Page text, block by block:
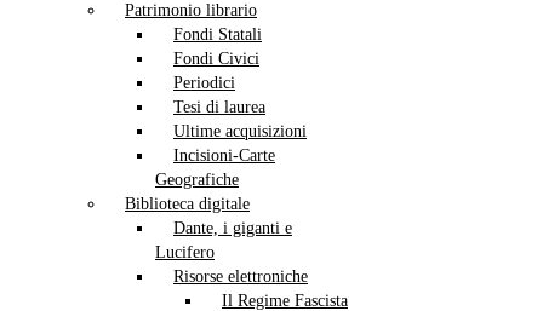
Patrimonio librario
Fondi Statali
Fondi Civici
Periodici
Tesi di laurea
Ultime acquisizioni
Incisioni-Carte
Geografiche
Biblioteca digitale
Dante, i giganti e
Lucifero
Risorse elettroniche
Il Regime Fascista